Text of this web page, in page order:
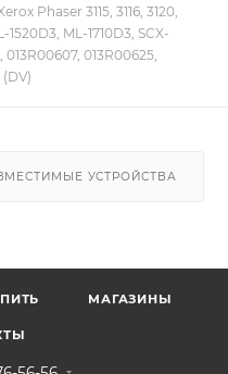
Phaser 3115, 3116, 3120,
1520D3, ML-1710D3, SCX-
013R00625,
(DV)
УСТРОЙСТВА
МАГАЗИНЫ